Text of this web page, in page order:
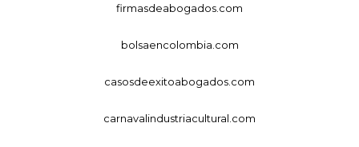
firmasdeabogados.com
bolsaencolombia.com
casosdeexitoabogados.com
carnavalindustriacultural.com